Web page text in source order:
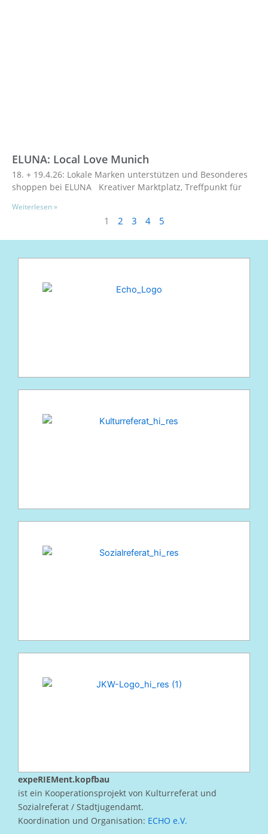
ELUNA: Local Love Munich
18. + 19.4.26: Lokale Marken unterstützen und Besonderes
shoppen bei ELUNA Kreativer Marktplatz, Treffpunkt für
Weiterlesen »
1 2 3 4 5
expeRIEMent.kopfbau
ist ein Kooperationsprojekt von Kulturreferat und
Sozialreferat / Stadtjugendamt.
Koordination und Organisation: ECHO e.V.